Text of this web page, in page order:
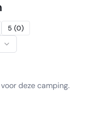
5 (0)
deze camping.